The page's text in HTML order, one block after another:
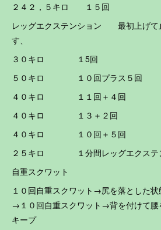
２４２，５キロ １５回
レッグエクステンション 最初上げて
す、
３０キロ １5回
５０キロ １０回プラス５回
４０キロ １１回＋４回
４０キロ １３＋２回
４０キロ １０回＋５回
２５キロ １分間レッグエクステン
自重スクワット
１０回自重スクワット→尻を落とした
→１０回自重スクワット→背を付けて腰
キープ